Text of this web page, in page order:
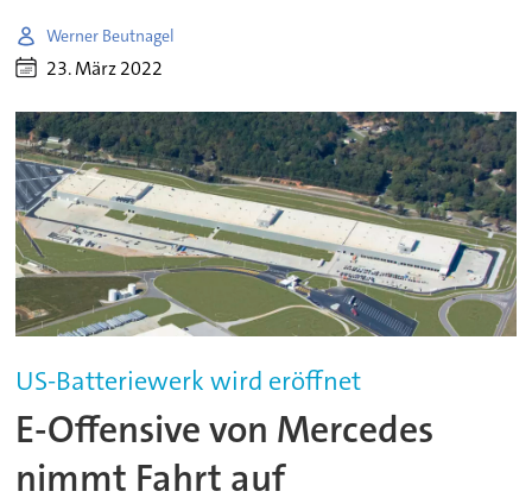
Werner Beutnagel
23. März 2022
US-Batteriewerk wird eröffnet
E-Offensive von Mercedes
nimmt Fahrt auf